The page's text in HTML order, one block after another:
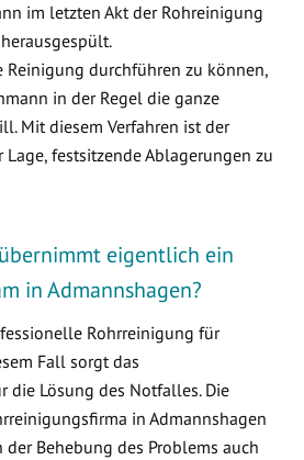
im letzten Akt der Rohreinigung
Reinigung durchführen zu können,
in der Regel die ganze
Mit diesem Verfahren ist der
Lage, festsitzende Ablagerungen zu
eigentlich ein
in Admannshagen?
Rohrreinigung für
Fall sorgt das
die Lösung des Notfalles. Die
in Admannshagen
Behebung des Problems auch